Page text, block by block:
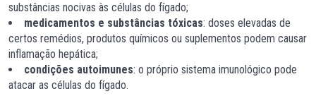
substâncias nocivas às células do fígado;
medicamentos e substâncias tóxicas: doses elevadas de
certos remédios, produtos químicos ou suplementos podem causar
inflamação hepática;
condições autoimunes: o próprio sistema imunológico pode
atacar as células do fígado.